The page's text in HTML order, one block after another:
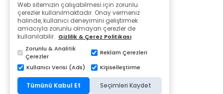
Web sitemizin çalışabilmesi için zorunlu
çerezler kullanılmaktadır. Onay vermeniz
halinde, kullanıcı deneyimini geliştirmek
amacıyla zorunlu olmayan çerezler de
kullanılabilir. Gizlilik & Çerez Politikası
Zorunlu & Analitik
Çerezler
Reklam Çerezleri
Kullanıcı Verisi (Ads)
Kişiselleştirme
Tümünü Kabul Et Seçimleri Kaydet